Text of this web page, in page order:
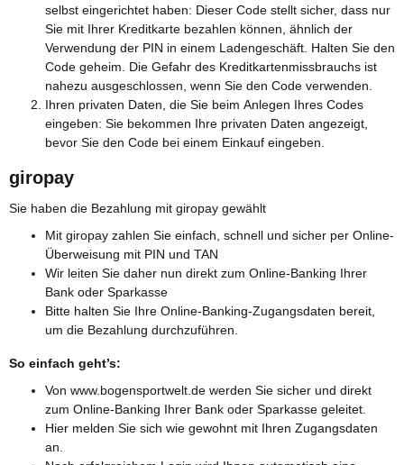
selbst eingerichtet haben: Dieser Code stellt sicher, dass nur
Sie mit Ihrer Kreditkarte bezahlen können, ähnlich der
Verwendung der PIN in einem Ladengeschäft. Halten Sie den
Code geheim. Die Gefahr des Kreditkartenmissbrauchs ist
nahezu ausgeschlossen, wenn Sie den Code verwenden.
Ihren privaten Daten, die Sie beim Anlegen Ihres Codes
eingeben: Sie bekommen Ihre privaten Daten angezeigt,
bevor Sie den Code bei einem Einkauf eingeben.
giropay
Sie haben die Bezahlung mit giropay gewählt
Mit giropay zahlen Sie einfach, schnell und sicher per Online-
Überweisung mit PIN und TAN
Wir leiten Sie daher nun direkt zum Online-Banking Ihrer
Bank oder Sparkasse
Bitte halten Sie Ihre Online-Banking-Zugangsdaten bereit,
um die Bezahlung durchzuführen.
So einfach geht’s:
Von www.bogensportwelt.de werden Sie sicher und direkt
zum Online-Banking Ihrer Bank oder Sparkasse geleitet.
Hier melden Sie sich wie gewohnt mit Ihren Zugangsdaten
an.